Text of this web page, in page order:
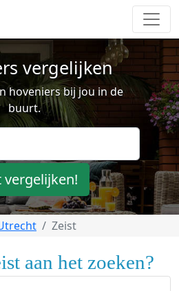
vergelijken
hoveniers bij jou in de
buurt.
vergelijken!
Zeist
aan het zoeken?